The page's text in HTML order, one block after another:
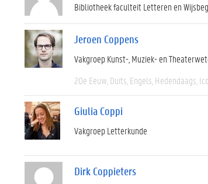
Bibliotheek faculteit Letteren en
Jeroen Coppens
Vakgroep Kunst-, Muziek- en
20e Eeuw Duits Engels Hedendaags
Giulia Coppi
Vakgroep Letterkunde
Dirk Coppieters